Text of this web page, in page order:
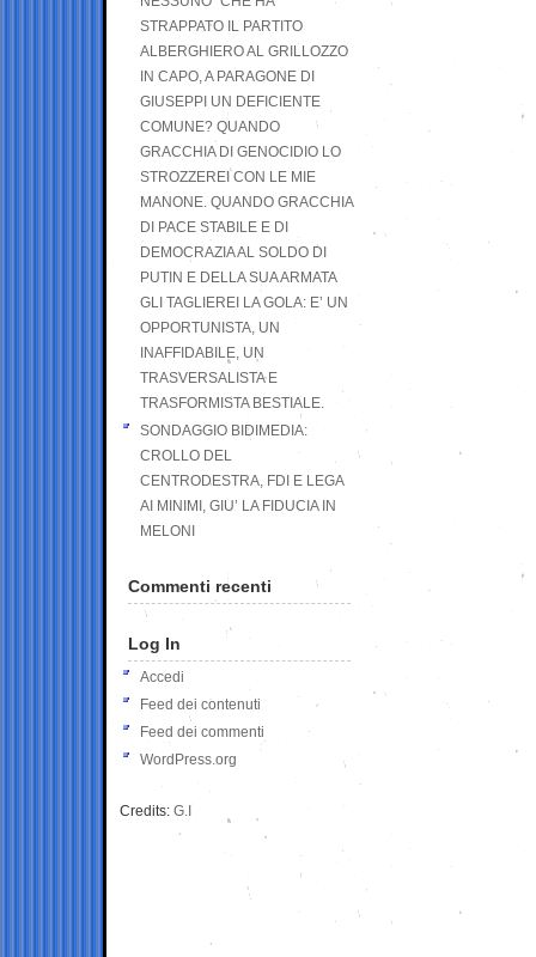
STRAPPATO IL PARTITO
ALBERGHIERO AL GRILLOZZO
IN CAPO, A PARAGONE DI
GIUSEPPI UN DEFICIENTE
COMUNE? QUANDO
GRACCHIA DI GENOCIDIO LO
STROZZEREI CON LE MIE
MANONE. QUANDO GRACCHIA
DI PACE STABILE E DI
DEMOCRAZIA AL SOLDO DI
PUTIN E DELLA SUA ARMATA
GLI TAGLIEREI LA GOLA: E’ UN
OPPORTUNISTA, UN
INAFFIDABILE, UN
TRASVERSALISTA E
TRASFORMISTA BESTIALE.
SONDAGGIO BIDIMEDIA:
CROLLO DEL
CENTRODESTRA, FDI E LEGA
AI MINIMI, GIU’ LA FIDUCIA IN
MELONI
Commenti recenti
Log In
Accedi
Feed dei contenuti
Feed dei commenti
WordPress.org
Credits: G.I